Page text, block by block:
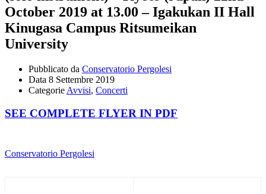
October 2019 at 13.00 – Igakukan II Hall
Kinugasa Campus Ritsumeikan
University
Pubblicato da Conservatorio Pergolesi
Data 8 Settembre 2019
Categorie Avvisi, Concerti
SEE COMPLETE FLYER IN PDF
Conservatorio Pergolesi